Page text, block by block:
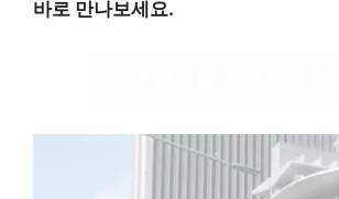
바로 만나보세요.